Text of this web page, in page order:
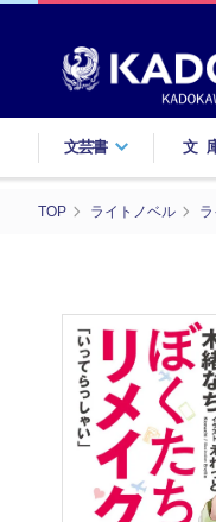
文芸書 文
TOP ライトノベル